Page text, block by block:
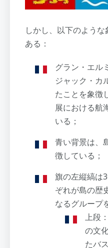
しかし、以下のよう
ある：
グラン・エル
ジャック・カ
たことを象徴
展における航
いる；
青い背景は、
徴している；
旗の左縦縞は
ぞれが島の歴
なるグループ
上段
の文
たバ